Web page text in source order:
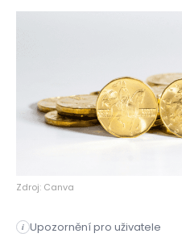
Zdroj: Canva
i Upozornění pro uživatele